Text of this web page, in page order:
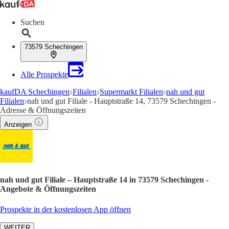
Suchen
73579 Schechingen
Alle Prospekte
kaufDA Schechingen Filialen Supermarkt Filialen nah und gut
Filialen nah und gut Filiale - Hauptstraße 14, 73579 Schechingen -
Adresse & Öffnungszeiten
Anzeigen
nah und gut Filiale – Hauptstraße 14 in 73579 Schechingen -
Angebote & Öffnungszeiten
Prospekte in der kostenlosen App öffnen